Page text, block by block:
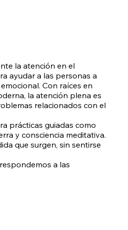
la atención en el
ayudar a las personas a
Con raíces en
la atención plena es
relacionados con el
prácticas guiadas como
y consciencia meditativa.
que surgen, sin sentirse
a las